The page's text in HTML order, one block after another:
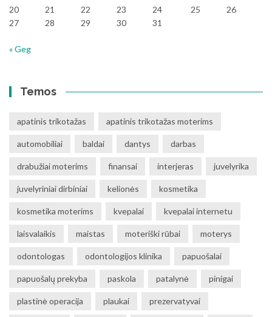
20
21 22 23 24 25
26
27
28 29 30 31
« Geg
Temos
apatinis trikotažas apatinis trikotažas moterims
automobiliai baldai dantys darbas
drabužiai moterims finansai interjeras juvelyrika
juvelyriniai dirbiniai kelionės kosmetika
kosmetika moterims kvepalai kvepalai internetu
laisvalaikis maistas moteriški rūbai moterys
odontologas odontologijos klinika papuošalai
papuošalų prekyba paskola patalynė pinigai
plastinė operacija plaukai prezervatyvai